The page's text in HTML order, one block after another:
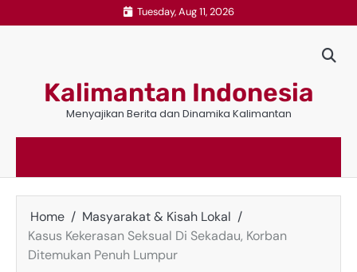
to
Tuesday, Aug 11, 2026
Kalimantan Indonesia
Menyajikan Berita dan Dinamika Kalimantan
Home
Masyarakat & Kisah Lokal
Kasus Kekerasan Seksual Di Sekadau, Korban
Ditemukan Penuh Lumpur